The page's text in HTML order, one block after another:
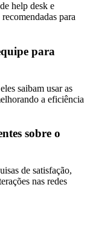
help desk e
para
para
saibam usar as
a eficiência
sobre o
de satisfação,
nas redes